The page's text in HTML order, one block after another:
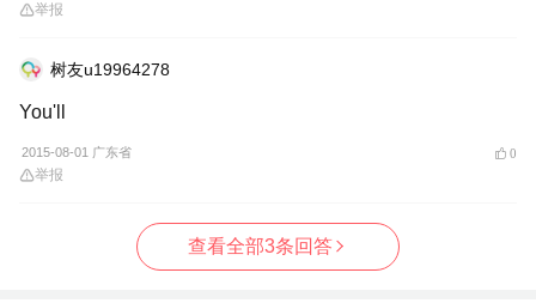
举报
树友u19964278
You'll
2015-08-01 广东省 0
举报
查看全部3条回答